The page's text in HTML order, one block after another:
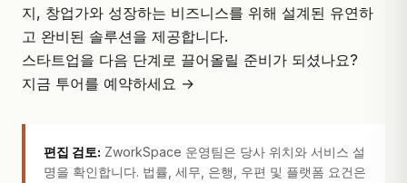
지, 창업가와 성장하는 비즈니스를 위해 설계된 유연하
고 완비된 솔루션을 제공합니다.
스타트업을 다음 단계로 끌어올릴 준비가 되셨나요?
지금 투어를 예약하세요 →
편집 검토: ZworkSpace 운영팀은 당사 위치와 서비스 설
명을 확인합니다. 법률, 세무, 은행, 우편 및 플랫폼 요건은